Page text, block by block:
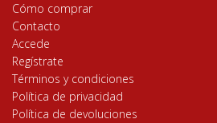
Cómo comprar
Contacto
Accede
Regístrate
Términos y condiciones
Política de privacidad
Política de devoluciones